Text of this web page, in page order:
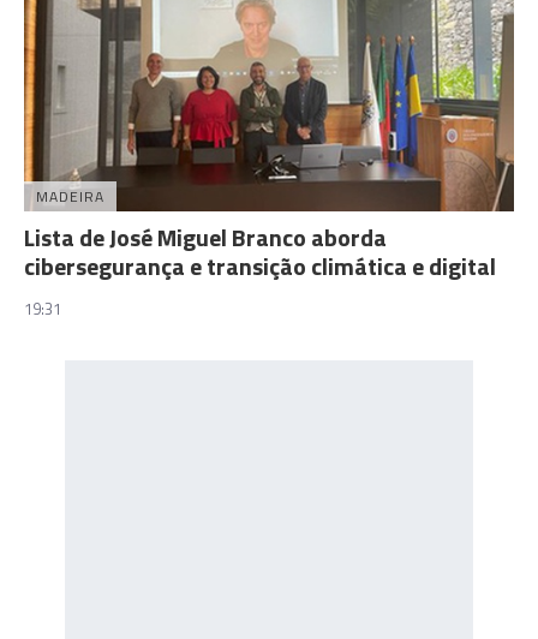
MADEIRA
Lista de José Miguel Branco aborda
cibersegurança e transição climática e digital
19:31